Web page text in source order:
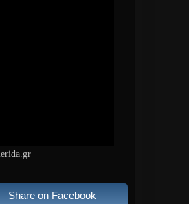
Share on Facebook